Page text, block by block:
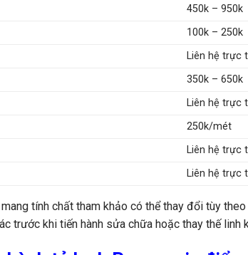
450k – 950k
100k – 250k
Liên hệ trực
350k – 650k
Liên hệ trực
250k/mét
Liên hệ trực
Liên hệ trực
tính chất tham khảo có thể thay đổi tùy
trước khi tiến hành sửa chữa hoặc thay thế linh